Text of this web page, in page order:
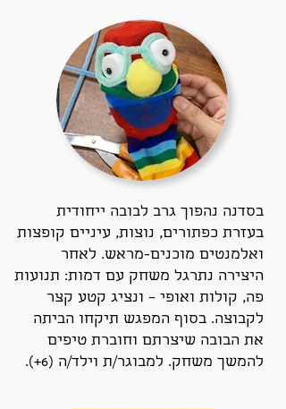
בסדנה נהפוך גרב לבובה ייחודית
בעזרת כפתורים, נוצות, עיניים קופצות
ואלמנטים מוכנים-מראש. לאחר
היצירה נתרגל משחק עם דמות: תנועות
פה, קולות ואופי – ונציג קטע קצר
לקבוצה. בסוף המפגש תיקחו הביתה
את הבובה שיצרתם וחוברת טיפים
להמשך משחק. למבוגר/ת וילד/ה (6+).